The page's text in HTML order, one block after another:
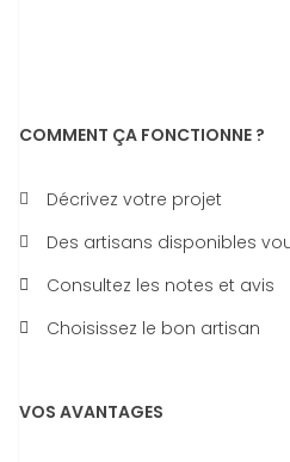
COMMENT ÇA FONCTIONNE ?
Décrivez votre projet
Des artisans disponibles
Consultez les notes et avis
Choisissez le bon artisan
VOS AVANTAGES